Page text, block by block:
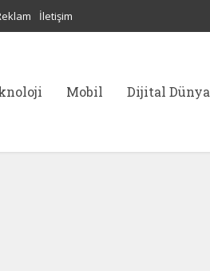
İletişim
Mobil Dijital Dünya